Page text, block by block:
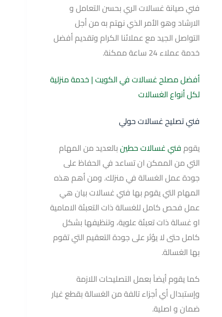
فني صيانة غسالات الري بحسن التعامل و
الارشاد وهو الأمر الذي نهتم به من أجل
التواصل الجيد مع عملائنا الكرام وتقديم أفضل
خدمة عملاء 24 ساعة ممكنة.
أفضل مصلح غسالات في الكويت | خدمة منزلية
لكل أنواع الغسالات
فني تصليح غسالات حولي
يقومفني غسالات حطينبالعديد من المهام
التي من الممكن ان تساعد في الحفاظ على
جودة عمل الغسالة في منزلك. ومن أهم هذه
المهام التي يقوم بها فني غسالات بيان هي
عمل فحص كامل للغسالة ذات التعبئة الامامية
او غسالة ذات تعبئة علوية، وتنظيفها بشكل
كامل حتى لا يؤثر على جودة التعقيم التي تقوم
بها الغسالة.
كما يقوم أيضاً بعمل التصليحات اللازمة
وإستبدال أي أجزاء تالفة من الغسالة بقطع غيار
ضمان و اصلية.